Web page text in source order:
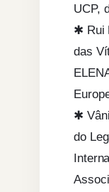
UCP,
✱ Rui
das
✱
do